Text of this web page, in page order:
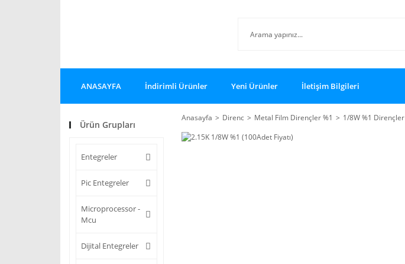
ANASAYFA İndirimli Ürünler Yeni Ürünler İletişim Bilgileri
Ürün Grupları
Entegreler
Pic Entegreler
Microprocessor -
Mcu
Dijital Entegreler
Anasayfa Direnc Metal Film Dirençler %1 1/8W %1 Dirençler